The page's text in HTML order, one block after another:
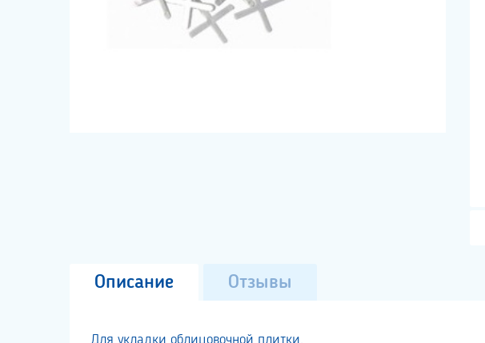
Описание Отзывы
Для укладки облицовочной плитки.